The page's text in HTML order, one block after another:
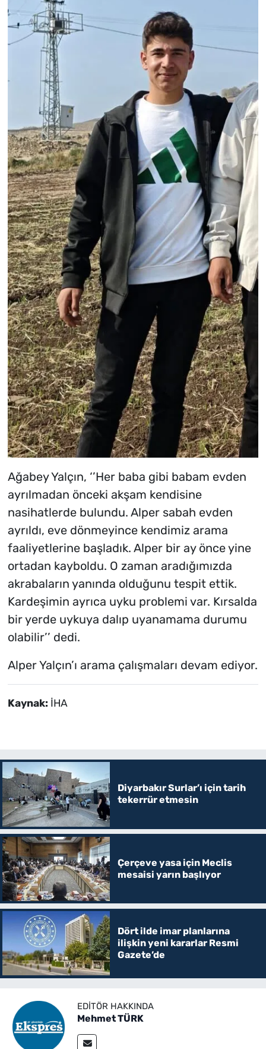
Ağabey Yalçın, ‘’Her baba gibi babam evden
ayrılmadan önceki akşam kendisine
nasihatlerde bulundu. Alper sabah evden
ayrıldı, eve dönmeyince kendimiz arama
faaliyetlerine başladık. Alper bir ay önce yine
ortadan kayboldu. O zaman aradığımızda
akrabaların yanında olduğunu tespit ettik.
Kardeşimin ayrıca uyku problemi var. Kırsalda
bir yerde uykuya dalıp uyanamama durumu
olabilir’’ dedi.
Alper Yalçın’ı arama çalışmaları devam ediyor.
Kaynak: İHA
Diyarbakır Surlar’ı için tarih
tekerrür etmesin
Çerçeve yasa için Meclis
mesaisi yarın başlıyor
Dört ilde imar planlarına
ilişkin yeni kararlar Resmi
Gazete’de
EDITÖR HAKKINDA
Mehmet TÜRK